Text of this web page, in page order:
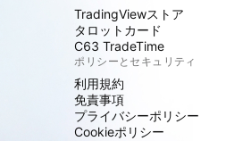
TradingViewストア
タロットカード
C63 TradeTime
ポリシーとセキュリティ
利用規約
免責事項
プライバシーポリシー
Cookieポリシー